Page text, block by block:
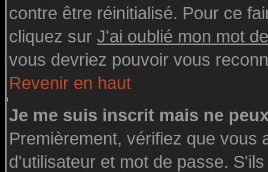
contre être réinitialisé. Pour ce
cliquez sur J'ai oublié mon mot
vous devriez pouvoir vous
Revenir en haut
Je me suis inscrit mais ne
Premièrement, vérifiez que
d'utilisateur et mot de passe.